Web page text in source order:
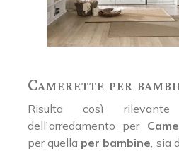
Camerette per
Risulta così
dell'arredamento per
per quella per bambine ,